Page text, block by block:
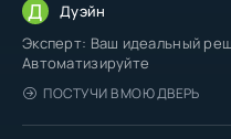
Д Дуэйн
Эксперт: Ваш идеальный
Автоматизируйте
ПОСТУЧИ В МОЮ ДВЕРЬ